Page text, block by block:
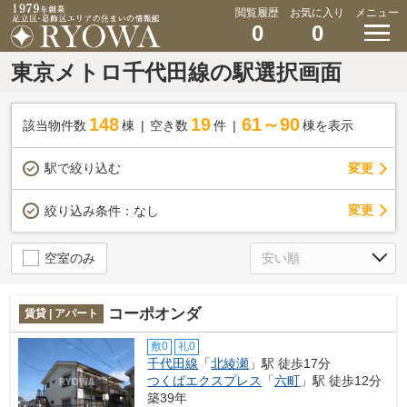
閲覧履歴
0
お気に入り
0
メニュー
東京メトロ千代田線の駅選択画面
該当物件数 148棟 空き数 19 件 61～90 棟を表示
駅で絞り込む 変更
絞り込み条件： なし 変更
空室のみ
賃貸 | アパート コーポオンダ
敷0 礼0
千代田線 「北綾瀬 」駅 徒歩17分
つくばエクスプレス
「六町 」駅 徒歩12分
築39年